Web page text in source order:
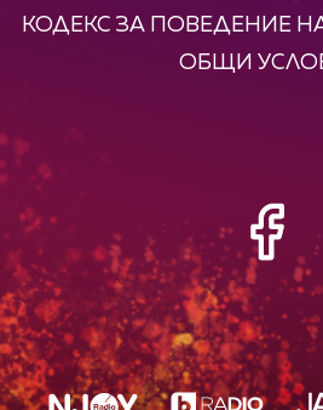
КОДЕКС ЗА ПОВЕДЕНИЕ
ОБЩИ